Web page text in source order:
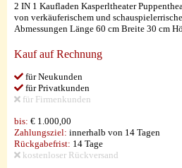
2 IN 1 Kaufladen Kasperltheater
von verkäuferischem und
Abmessungen Länge 60 cm Breite 30 cm
Kauf auf Rechnung
für Neukunden
für Privatkunden
für Firmenkunden
bis: € 1.000,00
Zahlungsziel: innerhalb von 14 Tagen
Rückgabefrist: 14 Tage
kostenloser Rückversand